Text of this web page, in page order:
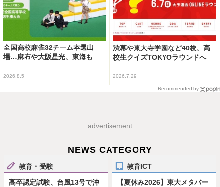
全国高校麻雀32チーム本選出
場…麻布や大阪星光、東海も
2026.8.5
渋幕や東大寺学園など40校、高
校生クイズTOKYOラウンドへ
2026.7.29
Recommended by
advertisement
NEWS CATEGORY
教育・受験
高卒認定試験、台風13号で沖
教育ICT
【夏休み2026】東大メタバー